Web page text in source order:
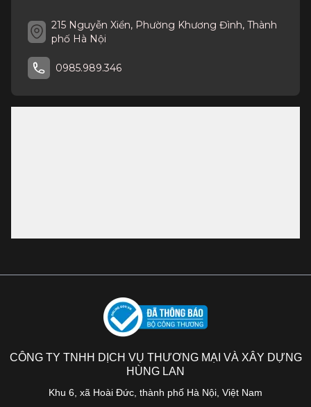
215 Nguyễn Xiển, Phường Khương Đình, Thành
phố Hà Nội
0985.989.346
CÔNG TY TNHH DỊCH VỤ THƯƠNG MẠI VÀ XÂY DỰNG
HÙNG LAN
Khu 6, xã Hoài Đức, thành phố Hà Nội, Việt Nam